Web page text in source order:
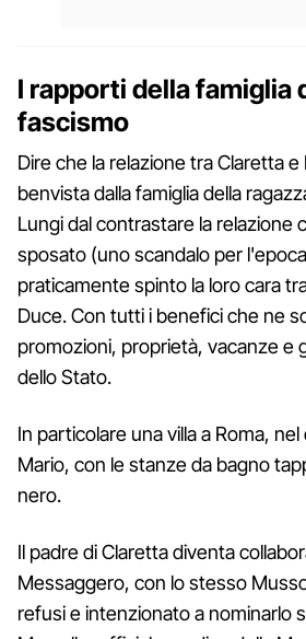
I rapporti della famiglia
fascismo
Dire che la relazione tra Claretta
benvista dalla famiglia della
Lungi dal contrastare la relazione
sposato (uno scandalo per
praticamente spinto la loro cara
Duce. Con tutti i benefici che ne
promozioni, proprietà, vacanze e
dello Stato.
In particolare una villa a Roma,
Mario, con le stanze da bagno
nero.
Il padre di Claretta diventa
Messaggero, con lo stesso
refusi e intenzionato a nominarlo